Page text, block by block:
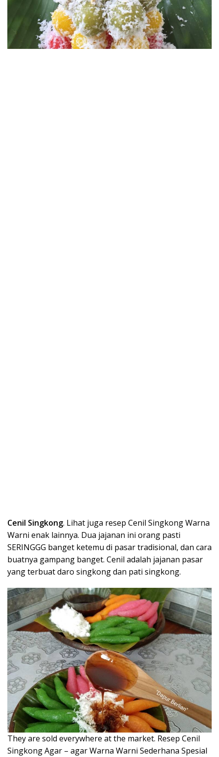
Cenil Singkong. Lihat juga resep Cenil Singkong Warna
Warni enak lainnya. Dua jajanan ini orang pasti
SERINGGG banget ketemu di pasar tradisional, dan cara
buatnya gampang banget. Cenil adalah jajanan pasar
yang terbuat daro singkong dan pati singkong.
They are sold everywhere at the market. Resep Cenil
Singkong Agar – agar Warna Warni Sederhana Spesial